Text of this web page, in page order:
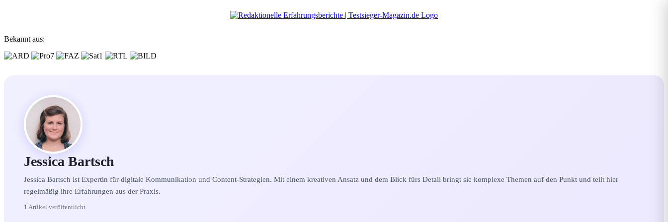
Bekannt aus:
Jessica Bartsch
Jessica Bartsch ist Expertin für digitale Kommunikation und Content-Strategien. Mit einem kreativen Ansatz und dem Blick fürs Detail bringt sie komplexe Themen auf den Punkt und teilt hier
regelmäßig ihre Erfahrungen aus der Praxis.
1 Artikel veröffentlicht